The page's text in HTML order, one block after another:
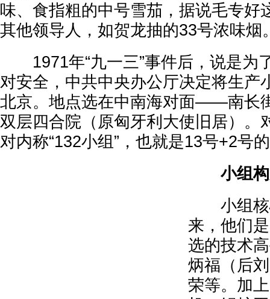
味、食指粗的中号雪茄，据说毛专好
其他领导人，如贺龙抽的33号浓味烟
1971年“九一三”事件后，说是为
对安全，中共中央办公厅决定将生产
北京。地点选在中南海对面——南长
双层四合院（原匈牙利大使旧居）。
对内称“132小组”，也就是13号+2号
小组构
小组核
来，他们
选的技术
炳福（后
荣等。加